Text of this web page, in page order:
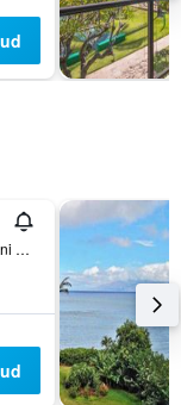
4260 Lower Honoapiilani Road, Lahaina, Maui, HI, USA